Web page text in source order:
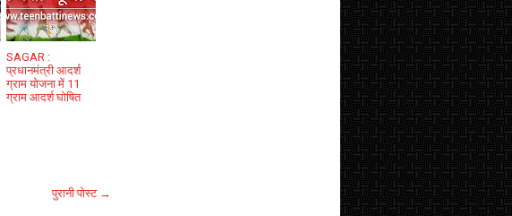
SAGAR :
प्रधानमंत्री आदर्श
ग्राम योजना में 11
ग्राम आदर्श घोषित
पुरानी पोस्ट →